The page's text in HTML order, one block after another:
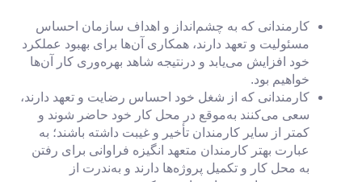
کارمندانی که به چشم‌انداز و اهداف سازمان احساس
مسئولیت و تعهد دارند، همکاری آن‌ها برای بهبود عملکرد
خود افزایش می‌یابد و درنتیجه شاهد بهره‌وری کار آن‌ها
خواهیم بود.
کارمندانی که از شغل خود احساس رضایت و تعهد دارند،
سعی می‌کنند به‌موقع در محل کار خود حاضر شوند و
کمتر از سایر کارمندان تأخیر و غیبت داشته باشند؛ به
عبارت بهتر کارمندان متعهد انگیزه فراوانی برای رفتن
به محل کار و تکمیل پروژه‌ها دارند و به‌ندرت از